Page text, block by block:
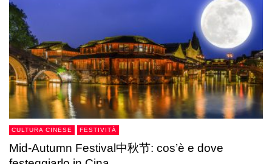
CULTURA CINESE FESTIVITÀ
Mid-Autumn Festival中秋节: cos’è e dove